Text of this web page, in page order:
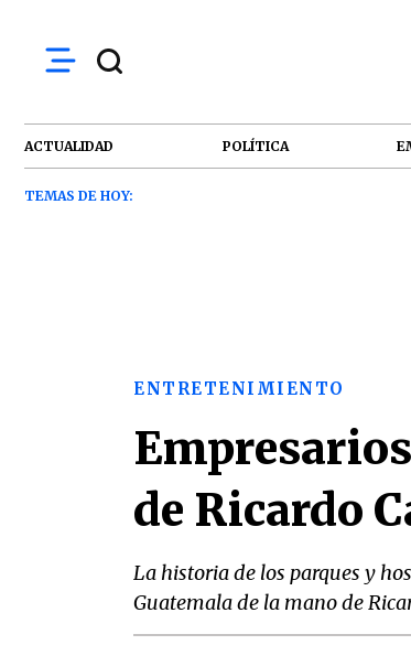
ACTUALIDAD POLÍTICA
TEMAS DE HOY:
ENTRETENIMIENTO
de Ricardo
La historia de los parques y
Guatemala de la mano de